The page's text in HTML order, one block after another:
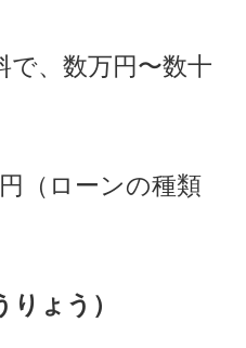
で、数万円〜数十
（ローンの種類
りょう）